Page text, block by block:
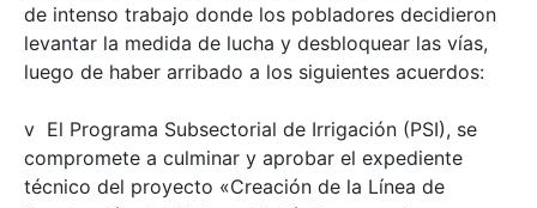
de intenso trabajo donde los pobladores decidieron
levantar la medida de lucha y desbloquear las vías,
luego de haber arribado a los siguientes acuerdos:
v El Programa Subsectorial de Irrigación (PSI), se
compromete a culminar y aprobar el expediente
técnico del proyecto «Creación de la Línea de